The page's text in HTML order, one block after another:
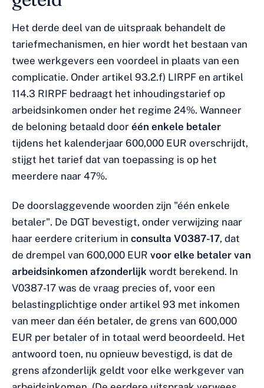
Het derde deel van de uitspraak behandelt de
tariefmechanismen, en hier wordt het bestaan van
twee werkgevers een voordeel in plaats van een
complicatie. Onder artikel 93.2.f) LIRPF en artikel
114.3 RIRPF bedraagt het inhoudingstarief op
arbeidsinkomen onder het regime 24%. Wanneer
de beloning betaald door één enkele betaler
tijdens het kalenderjaar 600,000 EUR overschrijdt,
stijgt het tarief dat van toepassing is op het
meerdere naar 47%.
De doorslaggevende woorden zijn "één enkele
betaler". De DGT bevestigt, onder verwijzing naar
haar eerdere criterium in consulta V0387-17, dat
de drempel van 600,000 EUR voor elke betaler van
arbeidsinkomen afzonderlijk wordt berekend. In
V0387-17 was de vraag precies of, voor een
belastingplichtige onder artikel 93 met inkomen
van meer dan één betaler, de grens van 600,000
EUR per betaler of in totaal werd beoordeeld. Het
antwoord toen, nu opnieuw bevestigd, is dat de
grens afzonderlijk geldt voor elke werkgever van